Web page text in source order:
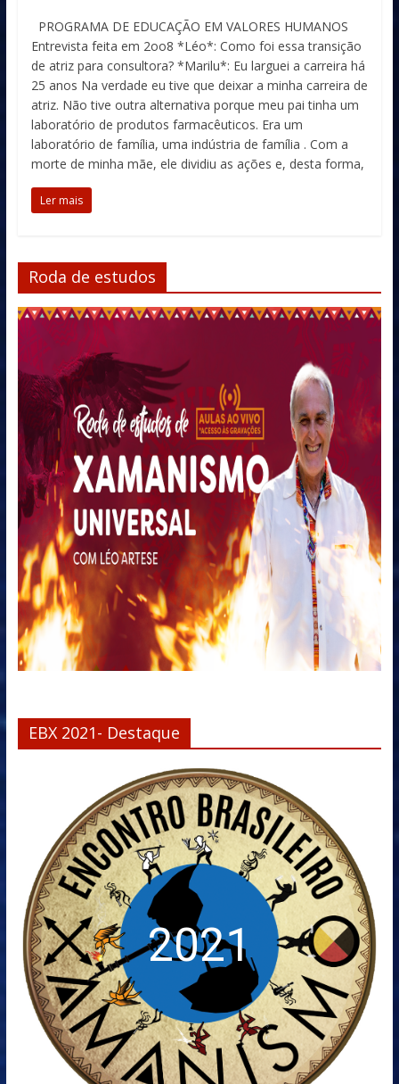
PROGRAMA DE EDUCAÇÃO EM VALORES HUMANOS
Entrevista feita em 2oo8 *Léo*: Como foi essa transição
de atriz para consultora? *Marilu*: Eu larguei a carreira há
25 anos Na verdade eu tive que deixar a minha carreira de
atriz. Não tive outra alternativa porque meu pai tinha um
laboratório de produtos farmacêuticos. Era um
laboratório de família, uma indústria de família . Com a
morte de minha mãe, ele dividiu as ações e, desta forma,
Ler mais
Roda de estudos
EBX 2021- Destaque
2021